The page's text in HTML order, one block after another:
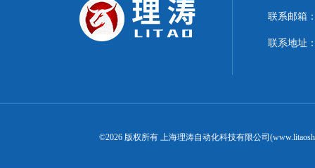
联系邮箱
联系地址
©2026 版权所有 上海理涛自动化科技有限公司